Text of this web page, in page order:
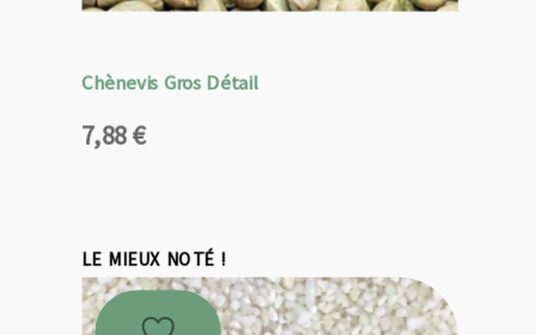
Chènevis Gros Détail
7,88€
LE MIEUX NOTÉ !